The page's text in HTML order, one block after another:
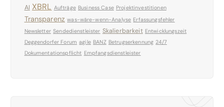
AI XBRL Aufträge Business Case Projektinvestitionen
Transparenz was-wäre-wenn-Analyse Erfassungsfehler
Newsletter Sendedienstleister Skalierbarkeit Entwicklungszeit
Deggendorfer Forum agile BANZ Betrugserkennung 24/7
Dokumentationspflicht Empfangsdienstleister